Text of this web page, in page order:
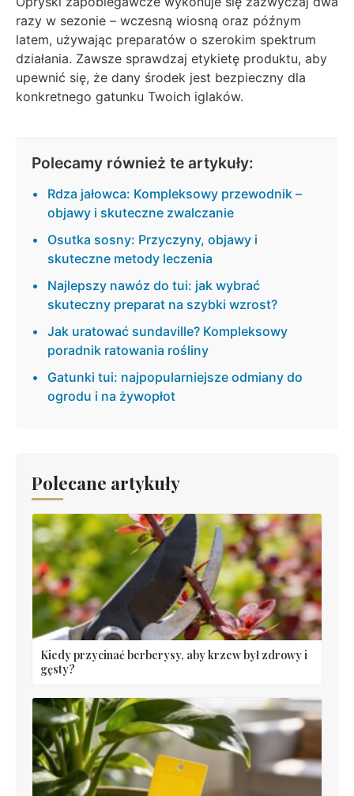
razy w sezonie – wczesną wiosną oraz późnym
latem, używając preparatów o szerokim spektrum
działania. Zawsze sprawdzaj etykietę produktu, aby
upewnić się, że dany środek jest bezpieczny dla
konkretnego gatunku Twoich iglaków.
Polecamy również te artykuły:
Rdza jałowca: Kompleksowy przewodnik –
objawy i skuteczne zwalczanie
Osutka sosny: Przyczyny, objawy i
skuteczne metody leczenia
Najlepszy nawóz do tui: jak wybrać
skuteczny preparat na szybki wzrost?
Jak uratować sundaville? Kompleksowy
poradnik ratowania rośliny
Gatunki tui: najpopularniejsze odmiany do
ogrodu i na żywopłot
Polecane artykuły
Kiedy przycinać berberysy, aby krzew był zdrowy i
gęsty?